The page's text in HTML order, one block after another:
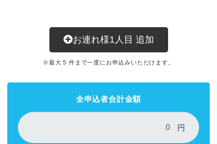
お連れ様1 人目 追加
※最大 5 件まで一度にお申込みいただけます。
全申込者合計金額
円